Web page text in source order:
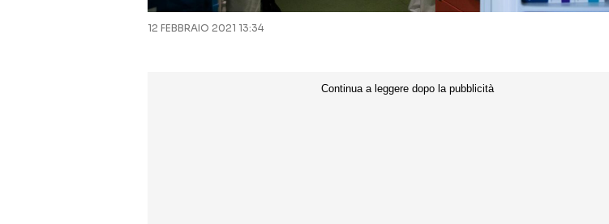
12 FEBBRAIO 2021 13:34